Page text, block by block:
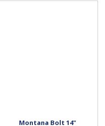
Montana Bolt 14"